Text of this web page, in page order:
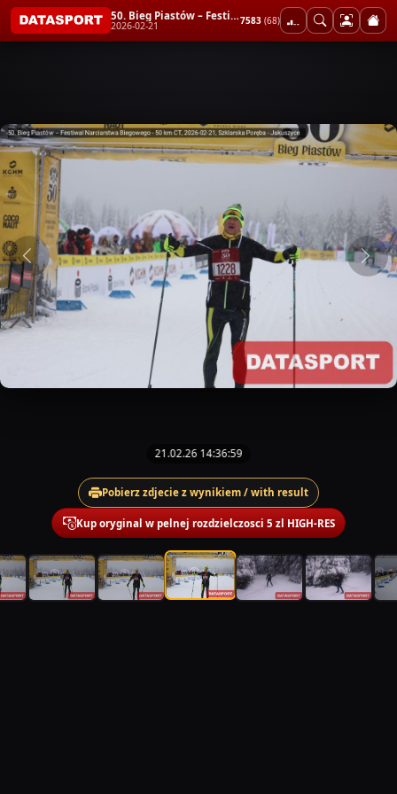
50. Bieg Piastów – Festiwal Narciarstwa Biegowego - 50 km CT
2026-02-21 7583 (68)
21.02.26 14:36:59
Pobierz zdjecie z wynikiem / with result
Kup oryginal w pelnej rozdzielczosci 5 zl HIGH-RES